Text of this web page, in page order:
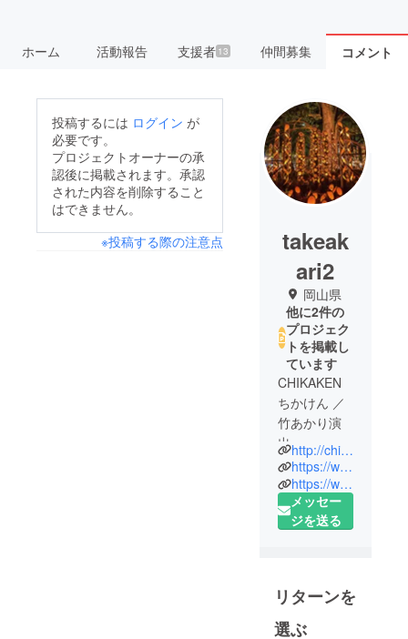
ホーム 活動報告 支援者 13 仲間募集 コメント
投稿するには ログイン が
必要です。
プロジェクトオーナーの承
認後に掲載されます。承認
された内容を削除すること
はできません。
※投稿する際の注意点
takeak
ari2
岡山県
他に2件の
プロジェク
トを掲載し
ています
CHIKAKEN
ちかけん ／
竹あかり演
出
崇城大学工
学部建築学
科内丸研究
室で学んだ
スに、2007
年4月、「人
http://chikaken.com/
https://www.facebook.com/chikaken.takeakari
https://www.instagram.com/chikaken_takeakari/
メッセー
ジを送る
リターンを
選ぶ